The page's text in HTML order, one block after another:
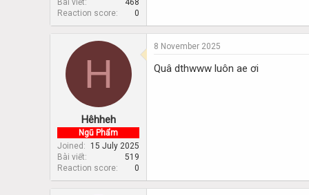
Bài viết
468
Reaction score
0
H
Hêhheh
Ngũ Phẩm
Joined
15 July 2025
Bài viết
519
Reaction score
0
8 November 2025
Quâ dthwww luôn ae ơi